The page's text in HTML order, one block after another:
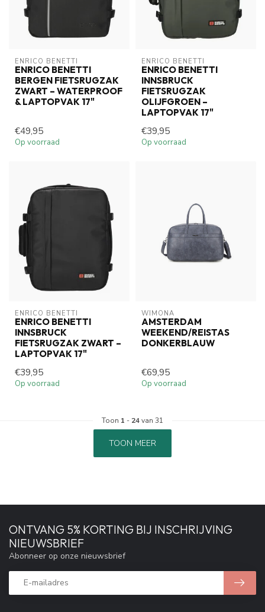
ENRICO BENETTI
ENRICO BENETTI
BERGEN FIETSRUGZAK
ZWART – WATERPROOF
& LAPTOPVAK 17"
€49,95
Op voorraad
ENRICO BENETTI
ENRICO BENETTI
INNSBRUCK
FIETSRUGZAK
OLIJFGROEN –
LAPTOPVAK 17"
€39,95
Op voorraad
ENRICO BENETTI
ENRICO BENETTI
INNSBRUCK
FIETSRUGZAK ZWART –
LAPTOPVAK 17"
€39,95
Op voorraad
WIMONA
AMSTERDAM
WEEKEND/REISTAS
DONKERBLAUW
€69,95
Op voorraad
Toon 1 - 24van 31
TOON MEER
ONTVANG 5% KORTING BIJ INSCHRIJVING
NIEUWSBRIEF
Abonneer op onze nieuwsbrief